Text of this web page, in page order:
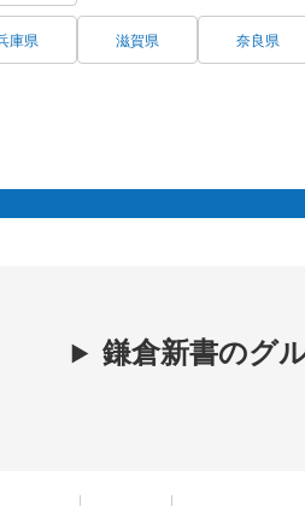
庫県 滋賀県 奈良県
鎌倉新書のグ